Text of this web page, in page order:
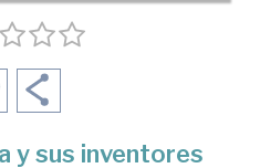
y sus inventores